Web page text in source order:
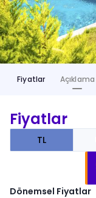
Fiyatlar Açıklama
Fiyatlar
TL
Dönemsel Fiyatlar